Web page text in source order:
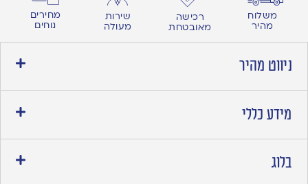
משלוח
מהיר
רכישה
מאובטחת
שירות
מעולה
מחירים
נוחים
ניווט מהיר
מידע כללי
בלוג